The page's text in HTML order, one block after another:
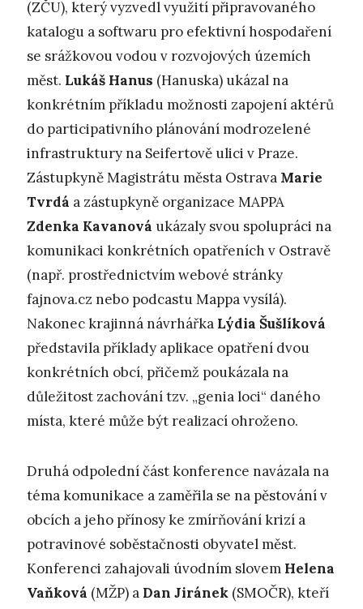
(ZČU), který vyzvedl využití připravovaného
katalogu a softwaru pro efektivní hospodaření
se srážkovou vodou v rozvojových územích
měst. Lukáš Hanus (Hanuska) ukázal na
konkrétním příkladu možnosti zapojení aktérů
do participativního plánování modrozelené
infrastruktury na Seifertově ulici v Praze.
Zástupkyně Magistrátu města Ostrava Marie
Tvrdá a zástupkyně organizace MAPPA
Zdenka Kavanová ukázaly svou spolupráci na
komunikaci konkrétních opatřeních v Ostravě
(např. prostřednictvím webové stránky
fajnova.cz nebo podcastu Mappa vysílá).
Nakonec krajinná návrhářka Lýdia Šušlíková
představila příklady aplikace opatření dvou
konkrétních obcí, přičemž poukázala na
důležitost zachování tzv. „genia loci“ daného
místa, které může být realizací ohroženo.
Druhá odpolední část konference navázala na
téma komunikace a zaměřila se na pěstování v
obcích a jeho přínosy ke zmírňování krizí a
potravinové soběstačnosti obyvatel měst.
Konferenci zahajovali úvodním slovem Helena
Vaňková (MŽP) a Dan Jiránek (SMOČR), kteří